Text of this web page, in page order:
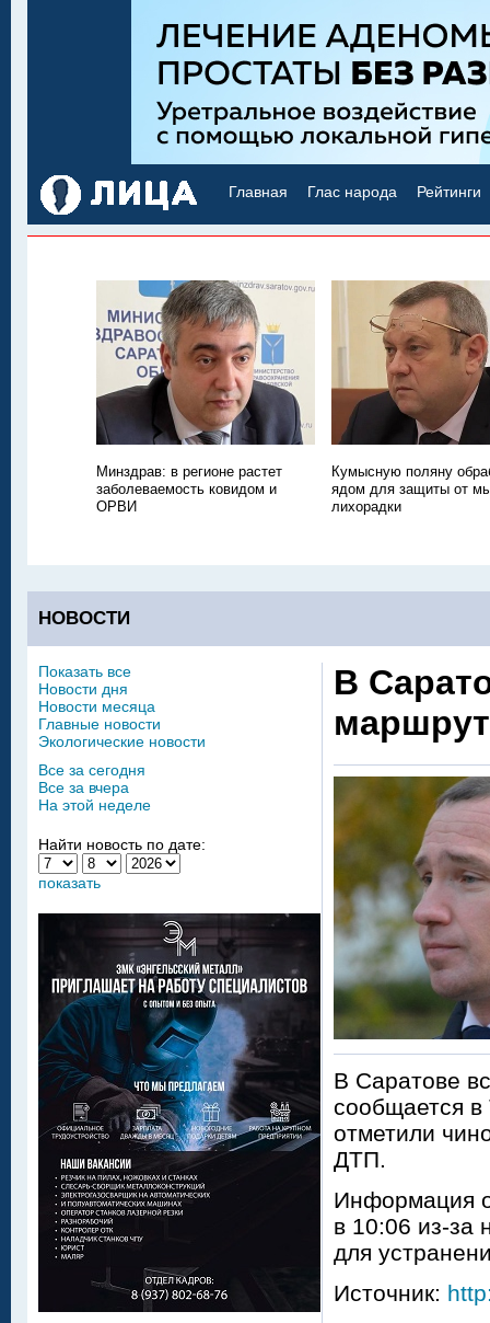
Главная Глас народа Рейтинги
Минздрав: в регионе растет
заболеваемость ковидом и
ОРВИ
Кумысную поляну
ядом для защиты от
лихорадки
НОВОСТИ
В
В Саратове
сообщается в
отметили
ДТП.
Информация
в 10:06 из-за
для
Источник:
Показать все
Новости дня
Новости месяца
Главные новости
Экологические новости
Все за сегодня
Все за вчера
На этой неделе
Найти новость по дате:
показать